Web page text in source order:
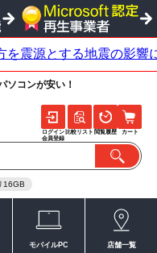
ソコンが安い！
16GB
ログイン
会員登録
比較リスト 閲覧履歴 カート
モバイルPC 店舗一覧